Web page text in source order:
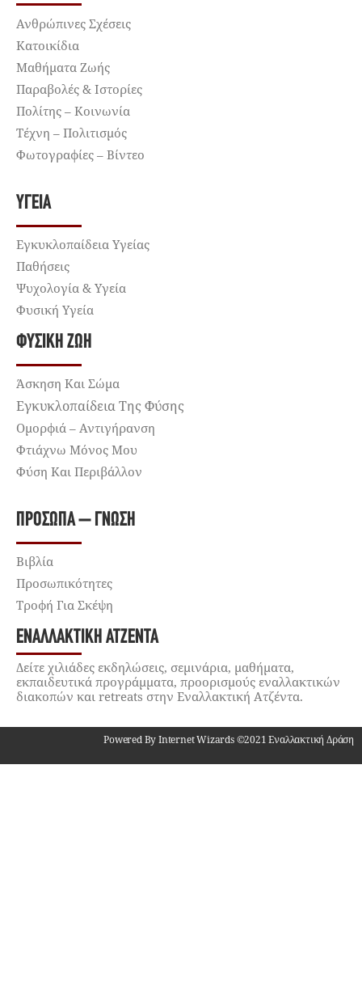
Ανθρώπινες Σχέσεις
Κατοικίδια
Μαθήματα Ζωής
Παραβολές & Ιστορίες
Πολίτης – Κοινωνία
Τέχνη – Πολιτισμός
Φωτογραφίες – Βίντεο
ΥΓΕΊΑ
Εγκυκλοπαίδεια Υγείας
Παθήσεις
Ψυχολογία & Υγεία
Φυσική Υγεία
ΦΥΣΙΚΉ ΖΩΉ
Άσκηση Και Σώμα
Εγκυκλοπαίδεια Της Φύσης
Ομορφιά – Αντιγήρανση
Φτιάχνω Μόνος Μου
Φύση Και Περιβάλλον
ΠΡΌΣΩΠΑ – ΓΝΏΣΗ
Βιβλία
Προσωπικότητες
Τροφή Για Σκέψη
ΕΝΑΛΛΑΚΤΙΚΉ ΑΤΖΈΝΤΑ
Δείτε χιλιάδες εκδηλώσεις, σεμινάρια, μαθήματα,
εκπαιδευτικά προγράμματα, προορισμούς εναλλακτικών
διακοπών και retreats στην Εναλλακτική Ατζέντα.
Powered By Internet Wizards ©2021 Εναλλακτική Δράση